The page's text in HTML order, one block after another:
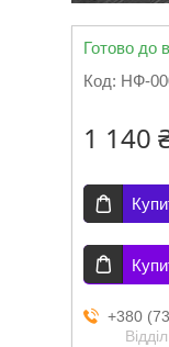
Готово до
Код: НФ-
1 140
+380